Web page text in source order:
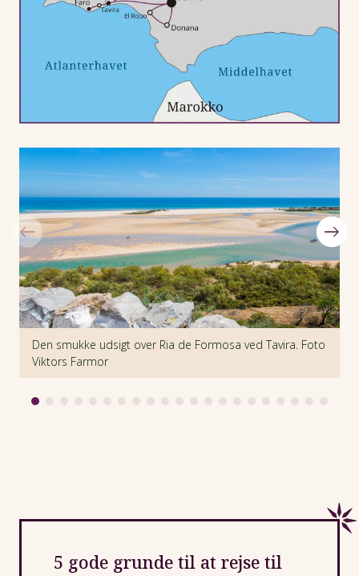
Den smukke udsigt over Ria de Formosa ved Tavira. Foto
Viktors Farmor
5 gode grunde til at rejse til